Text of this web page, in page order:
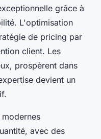
grâce à
L'optimisation
de pricing par
client. Les
prospèrent dans
devient un
modernes
avec des